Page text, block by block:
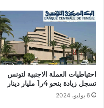
احتياطيات العملة الاجنبية لتونس
تسجل زيادة بنحو 4ر1 مليار دينار
6 يوليو، 2024